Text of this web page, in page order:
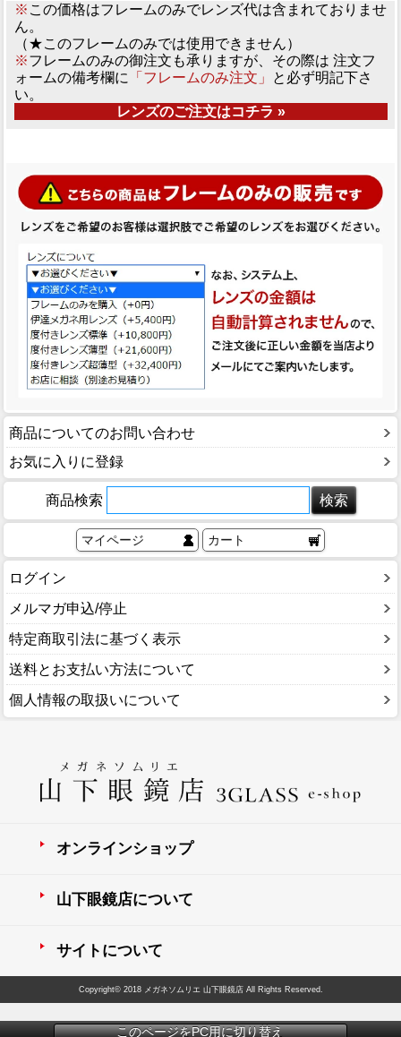
※ この価格はフレームのみでレンズ代は含まれておりませ
ん。
（★このフレームのみでは使用できません）
※フレームのみの御注文も承りますが、その際は 注文フ
ォームの備考欄に
「フレームのみ注文」
と必ず明記下さ
い。
レンズのご注文はコチラ »
商品についてのお問い合わせ
お気に入りに登録
商品検索
マイページ カート
ログイン
メルマガ申込/停止
特定商取引法に基づく表示
送料とお支払い方法について
個人情報の取扱いについて
オンラインショップ
山下眼鏡店について
サイトについて
Copyright© 2018 メガネソムリエ 山下眼鏡店 All Rights Reserved.
このページをPC用に切り替え